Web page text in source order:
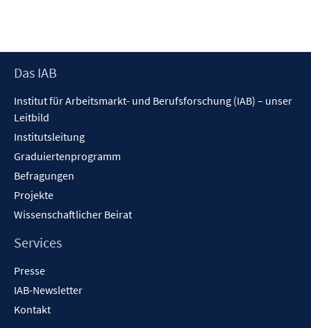
Footer
Das IAB
Institut für Arbeitsmarkt- und Berufsforschung (IAB) – unser
Leitbild
Institutsleitung
Graduiertenprogramm
Befragungen
Projekte
Wissenschaftlicher Beirat
Services
Presse
IAB-Newsletter
Kontakt